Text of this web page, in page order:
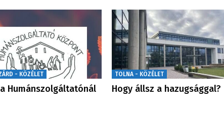
- KÖZÉLET
Humánszolgáltatónál
TOLNA - KÖZÉLET
Hogy állsz a hazugsággal?